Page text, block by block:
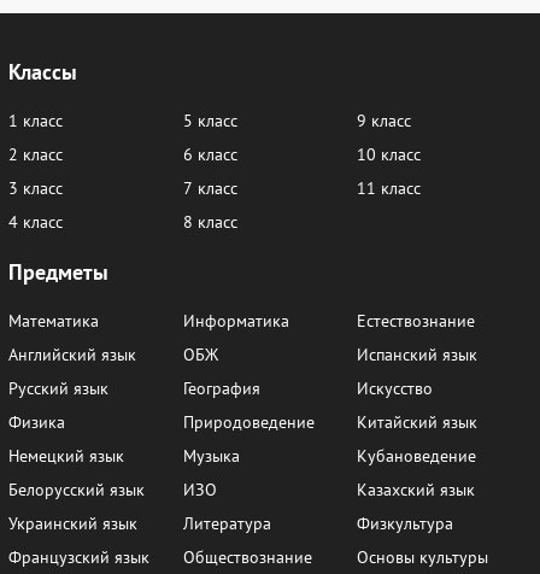
Классы
1 класс
2 класс
3 класс
4 класс
5 класс
6 класс
7 класс
8 класс
9 класс
10 класс
11 класс
Предметы
Математика
Английский язык
Русский язык
Физика
Немецкий язык
Белорусский язык
Украинский язык
Французский язык
Информатика
ОБЖ
География
Природоведение
Музыка
ИЗО
Литература
Обществознание
Естествознание
Испанский язык
Искусство
Китайский язык
Кубановедение
Казахский язык
Физкультура
Основы культуры